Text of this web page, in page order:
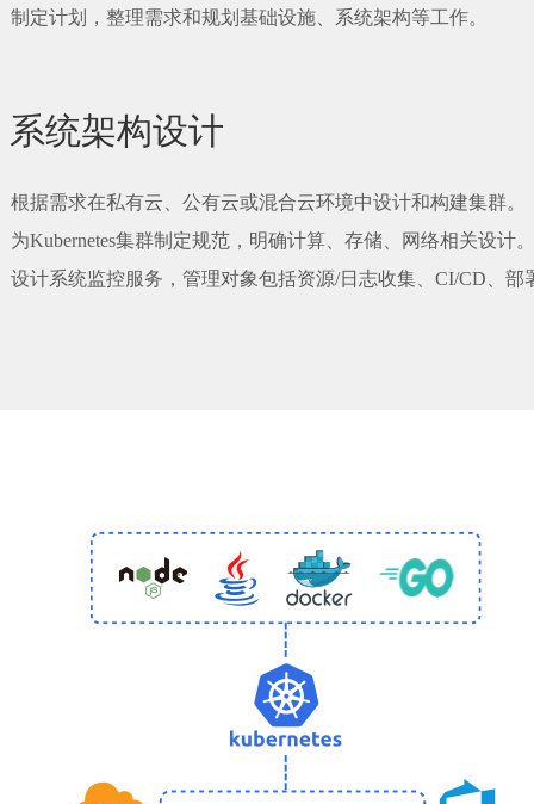
制定计划，整理需求和规划基础设施、系统架构等工作。
系统架构设计
根据需求在私有云、公有云或混合云环境中设计和构建集群。
为Kubernetes集群制定规范，明确计算、存储、网络相关设计。
设计系统监控服务，管理对象包括资源/日志收集、CI/CD、部